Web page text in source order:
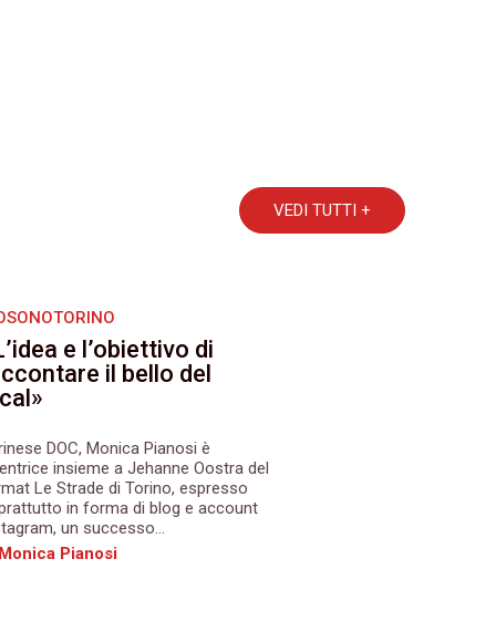
VEDI TUTTI +
e l’obiettivo di
il bello del
DOC, Monica Pianosi è
insieme a Jehanne Oostra del
Le Strade di Torino, espresso
in forma di blog e account
un successo...
Pianosi